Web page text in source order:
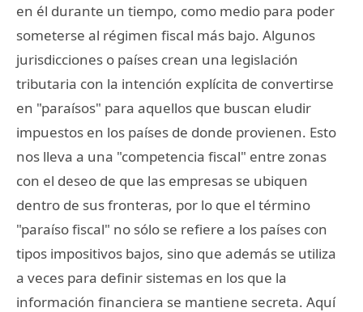
en él durante un tiempo, como medio para poder
someterse al régimen fiscal más bajo. Algunos
jurisdicciones o países crean una legislación
tributaria con la intención explícita de convertirse
en "paraísos" para aquellos que buscan eludir
impuestos en los países de donde provienen. Esto
nos lleva a una "competencia fiscal" entre zonas
con el deseo de que las empresas se ubiquen
dentro de sus fronteras, por lo que el término
"paraíso fiscal" no sólo se refiere a los países con
tipos impositivos bajos, sino que además se utiliza
a veces para definir sistemas en los que la
información financiera se mantiene secreta. Aquí